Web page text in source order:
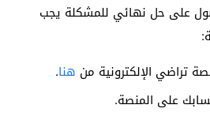
على حل نهائي للمشكلة يجب
تراضي الإلكترونية من هنا.
على المنصة.